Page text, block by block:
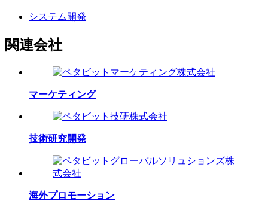
システム開発
関連会社
マーケティング
技術研究開発
海外プロモーション